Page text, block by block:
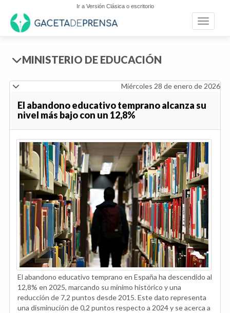
Ir a Versión Clásica o escritorio
Toggle
MINISTERIO DE EDUCACIÓN
Miércoles 28 de enero de 2026
El abandono educativo temprano alcanza su
nivel más bajo con un 12,8%
El abandono educativo temprano en España ha descendido al
12,8% en 2025, marcando su mínimo histórico y una
reducción de 7,2 puntos desde 2015. Este dato representa
una disminución de 0,2 puntos respecto a 2024 y se acerca a